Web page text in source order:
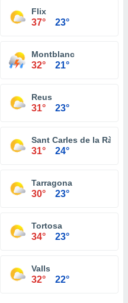
Flix
37° 23°
Montblanc
32° 21°
Reus
31° 23°
Sant Carles de la Ràpita
31° 24°
Tarragona
30° 23°
Tortosa
34° 23°
Valls
32° 22°